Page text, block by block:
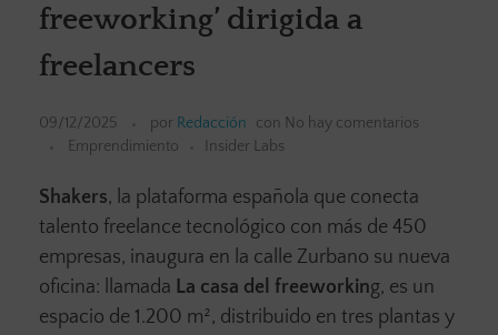
freeworking’ dirigida a
freelancers
09/12/2025 por Redacción con No hay comentarios
Emprendimiento
Insider Labs
Shakers, la plataforma española que conecta
talento freelance tecnológico con más de 450
empresas, inaugura en la calle Zurbano su nueva
oficina: llamada La casa del freeworking, es un
espacio de 1.200 m², distribuido en tres plantas y